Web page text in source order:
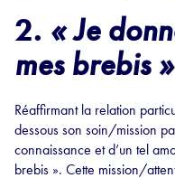
2. «Je
mes brebis »
Réaffirmant la relation
dessous son soin/mission
connaissance et d’un tel
brebis ». Cette mission/